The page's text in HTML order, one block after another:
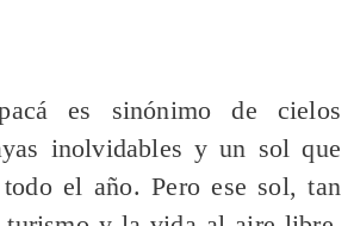
es sinónimo de cielos
inolvidables y un sol que
todo el año. Pero ese sol, tan